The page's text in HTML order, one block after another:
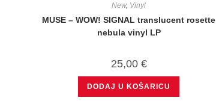
New, Vinyl
MUSE – WOW! SIGNAL translucent rosette
nebula vinyl LP
25,00 €
DODAJ U KOŠARICU